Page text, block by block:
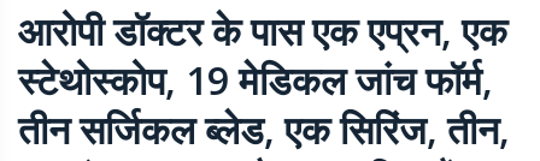
आरोपी डॉक्टर के पास एक एप्रन, एक
स्टेथोस्कोप, 19 मेडिकल जांच फॉर्म,
तीन सर्जिकल ब्लेड, एक सिरिंज, तीन,